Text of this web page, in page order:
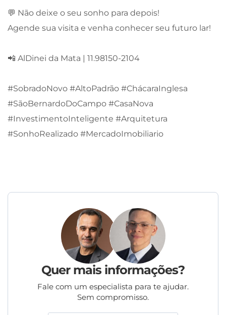
💬 Não deixe o seu sonho para depois!
Agende sua visita e venha conhecer seu futuro lar!
📲 AlDinei da Mata | 11.98150-2104
#SobradoNovo #AltoPadrão #ChácaraInglesa
#SãoBernardoDoCampo #CasaNova
#InvestimentoInteligente #Arquitetura
#SonhoRealizado #MercadoImobiliario
Quer mais informações?
Fale com um especialista para te ajudar.
Sem compromisso.